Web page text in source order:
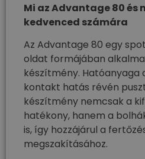
Mi az Advantage 80 és
kedvenced számára
Az Advantage 80 egy
oldat formájában
készítmény. Hatóanyaga
kontakt hatás révén
készítmény nemcsak a
hatékony, hanem a
is, így hozzájárul a
megszakításához.